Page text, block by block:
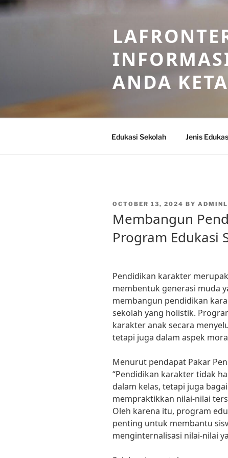
Skip
to
ANDA
Edukasi Sekolah Jenis
POSTED
OCTOBER 13, 2024 BY
Membangun
Program Edukasi
Pendidikan karakter
membentuk generasi muda
membangun pendidikan
sekolah yang holistik.
karakter anak secara
tetapi juga dalam aspek
Menurut pendapat Pakar
“Pendidikan karakter tidak
dalam kelas, tetapi juga
mempraktikkan nilai-nilai
Oleh karena itu, program
penting untuk membantu
menginternalisasi nilai-nilai